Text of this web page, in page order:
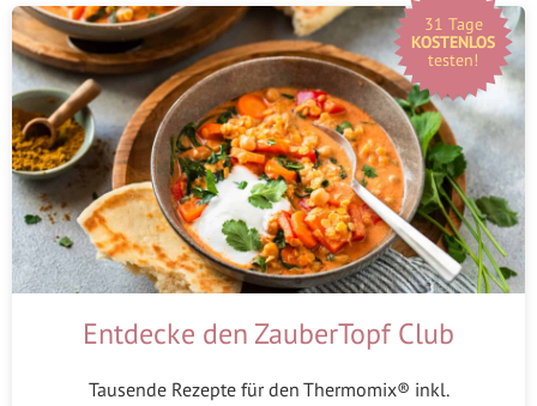
31 Tage
KOSTENLOS
testen!
Entdecke den ZauberTopf Club
Tausende Rezepte für den Thermomix® inkl.